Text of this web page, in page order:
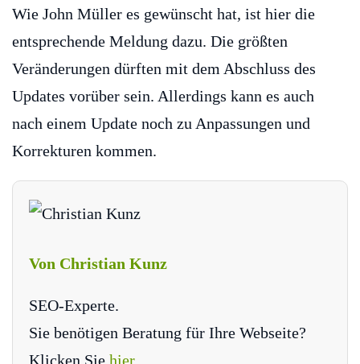
Wie John Müller es gewünscht hat, ist hier die
entsprechende Meldung dazu. Die größten
Veränderungen dürften mit dem Abschluss des
Updates vorüber sein. Allerdings kann es auch
nach einem Update noch zu Anpassungen und
Korrekturen kommen.
Von Christian Kunz
SEO-Experte.
Sie benötigen Beratung für Ihre Webseite?
Klicken Sie hier